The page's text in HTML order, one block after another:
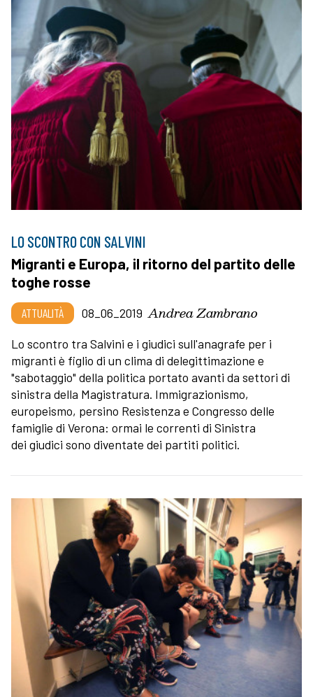
LO SCONTRO CON SALVINI
Migranti e Europa, il ritorno del partito delle
toghe rosse
ATTUALITÀ 08_06_2019 Andrea Zambrano
Lo scontro tra Salvini e i giudici sull'anagrafe per i
migranti è figlio di un clima di delegittimazione e
"sabotaggio" della politica portato avanti da settori di
sinistra della Magistratura. Immigrazionismo,
europeismo, persino Resistenza e Congresso delle
famiglie di Verona: ormai le correnti di Sinistra
dei giudici sono diventate dei partiti politici.